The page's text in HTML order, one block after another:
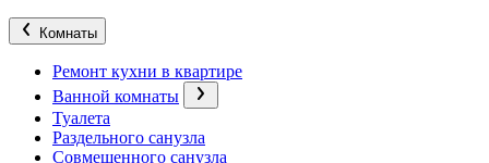
Комнаты
Ремонт кухни в квартире
Ванной комнаты
Туалета
Раздельного санузла
Совмещенного санузла